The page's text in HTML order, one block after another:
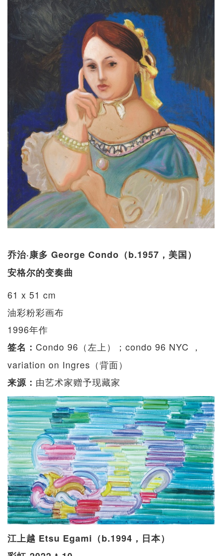
乔治·康多 George Condo（b.1957，美国）
安格尔的变奏曲
61 x 51 cm
油彩粉彩画布
1996年作
签名： Condo 96（左上）；condo 96 NYC ，
variation on Ingres（背面）
来源： 由艺术家赠予现藏家
江上越 Etsu Egami（b.1994，日本）